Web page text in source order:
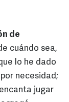
de
cuándo sea,
lo he dado
necesidad;
jugar